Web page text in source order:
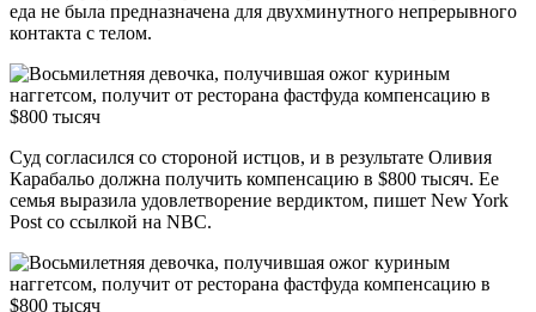
еда не была предназначена для двухминутного непрерывного
контакта с телом.
Суд согласился со стороной истцов, и в результате Оливия
Карабальо должна получить компенсацию в $800 тысяч. Ее
семья выразила удовлетворение вердиктом, пишет New York
Post со ссылкой на NBC.